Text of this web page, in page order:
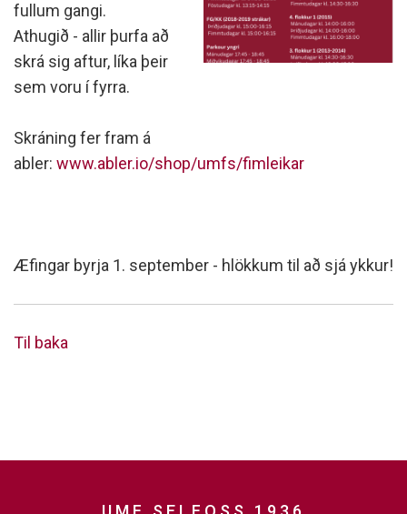
fullum gangi.
Athugið - allir þurfa að
skrá sig aftur, líka þeir
sem voru í fyrra.
Skráning fer fram á
abler: www.abler.io/shop/umfs/fimleikar
Æfingar byrja 1. september - hlökkum til að sjá ykkur!
Til baka